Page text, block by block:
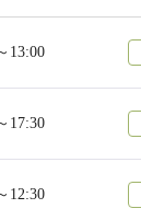
13:00
17:30
12:30